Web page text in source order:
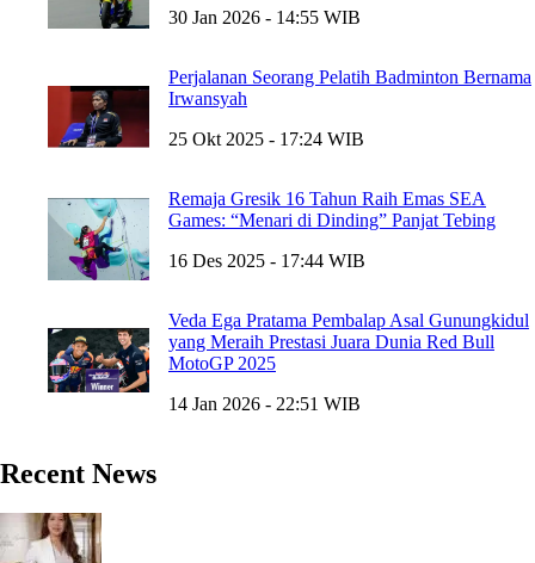
30 Jan 2026 - 14:55 WIB
Perjalanan Seorang Pelatih Badminton Bernama
Irwansyah
25 Okt 2025 - 17:24 WIB
Remaja Gresik 16 Tahun Raih Emas SEA
Games: “Menari di Dinding” Panjat Tebing
16 Des 2025 - 17:44 WIB
Veda Ega Pratama Pembalap Asal Gunungkidul
yang Meraih Prestasi Juara Dunia Red Bull
MotoGP 2025
14 Jan 2026 - 22:51 WIB
Recent News